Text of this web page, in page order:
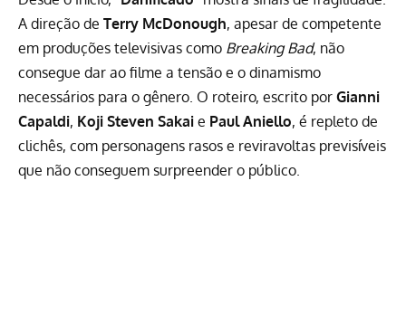
A direção de Terry McDonough, apesar de competente
em produções televisivas como Breaking Bad, não
consegue dar ao filme a tensão e o dinamismo
necessários para o gênero. O roteiro, escrito por Gianni
Capaldi, Koji Steven Sakai e Paul Aniello, é repleto de
clichês, com personagens rasos e reviravoltas previsíveis
que não conseguem surpreender o público.